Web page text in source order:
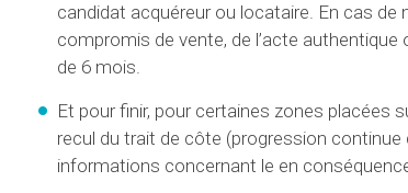
candidat acquéreur ou locataire. En cas
compromis de vente, de l’acte
de 6 mois.
Et pour finir, pour certaines zones placées
recul du trait de côte (progression
informations concernant le en